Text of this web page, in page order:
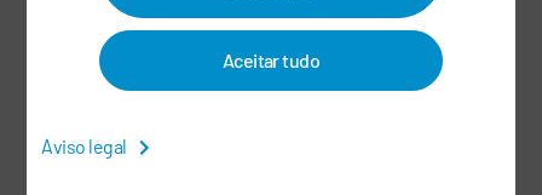
Aceitar tudo
Aviso legal
PRODUCT MANAGEMENT &
PLANNING APT